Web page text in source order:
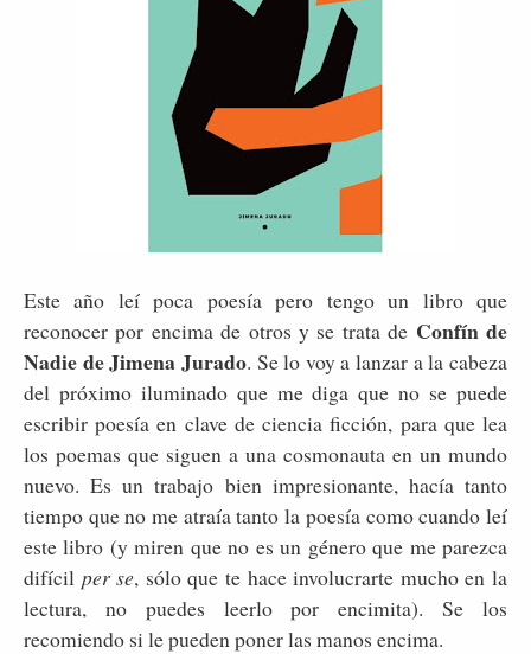
Este año leí poca poesía pero tengo un libro que
reconocer por encima de otros y se trata de Confín de
Nadie de Jimena Jurado. Se lo voy a lanzar a la cabeza
del próximo iluminado que me diga que no se puede
escribir poesía en clave de ciencia ficción, para que lea
los poemas que siguen a una cosmonauta en un mundo
nuevo. Es un trabajo bien impresionante, hacía tanto
tiempo que no me atraía tanto la poesía como cuando leí
este libro (y miren que no es un género que me parezca
difícil per se, sólo que te hace involucrarte mucho en la
lectura, no puedes leerlo por encimita). Se los
recomiendo si le pueden poner las manos encima.